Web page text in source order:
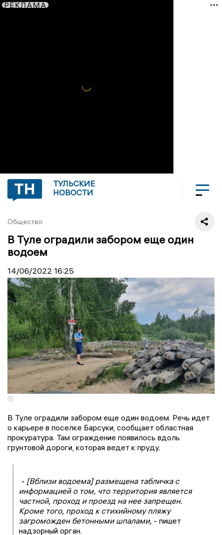
РЕКЛАМА
ТУЛЬСКИЕ
НОВОСТИ
Общество
В Туле оградили забором еще один
водоем
14/06/2022 16:25
©
В Туле оградили забором еще один водоем. Речь идет
о карьере в поселке Барсуки, сообщает областная
прокуратура. Там ограждение появилось вдоль
грунтовой дороги, которая ведет к пруду.
- [Вблизи водоема] размещена табличка с
информацией о том, что территория является
частной, проход и проезд на нее запрещен.
Кроме того, проход к стихийному пляжу
загроможден бетонными шпалами, - пишет
надзорный орган.